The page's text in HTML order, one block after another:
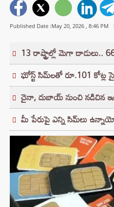
Published Date :May 20, 2026 , 8:46 PM
13 రాష్ట్రాల్లో మెగా దాడులు..
ఘోస్ట్ సిమ్‌లతో రూ.101
చైనా, దుబాయ్ నుంచి నడిచిన
మీ పేరుపై ఎన్ని సిమ్‌లు